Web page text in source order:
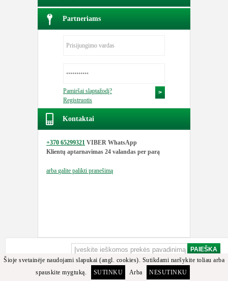
Partneriams
Pamiršai slaptažodį?
Registruotis
Kontaktai
+370 65299321 VIBER WhatsApp
Klientų aptarnavimas 24 valandas per parą
arba galite palikti pranešimą
Apgailestaujame, bet minėtos detalės arba jos analogų tarp turimų prekių nerasta.
Šioje svetainėje naudojami slapukai (angl. cookies). Sutikdami naršykite toliau arba
spauskite mygtuką.
SUTINKU Arba NESUTINKU